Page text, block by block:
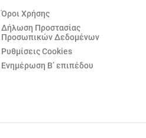
Όροι Χρήσης
Δήλωση Προστασίας
Προσωπικών Δεδομένων
Ρυθμίσεις Cookies
Ενημέρωση Β’ επιπέδου